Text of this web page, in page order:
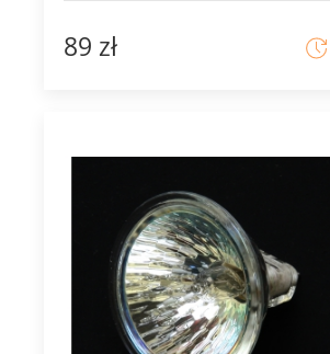
89 zł